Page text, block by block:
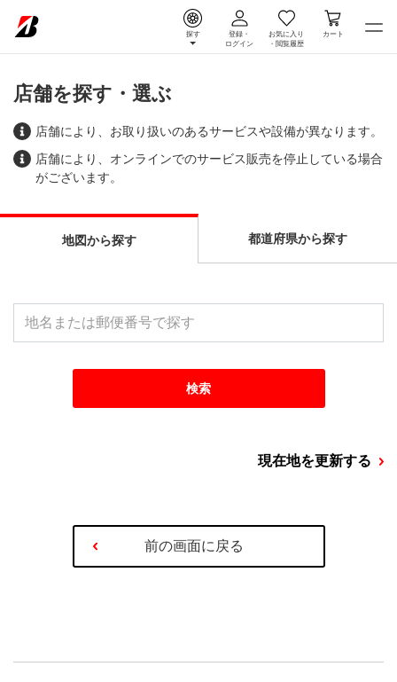
探す
登録・
ログイン
お気に入り
・ 閲覧履歴
カート
店舗を探す・選ぶ
店舗により、お取り扱いのあるサービスや設備が異なります。
店舗により、オンラインでのサービス販売を停止している場合
がございます。
地図から探す 都道府県から探す
検索
現在地を更新する
前の画面に戻る